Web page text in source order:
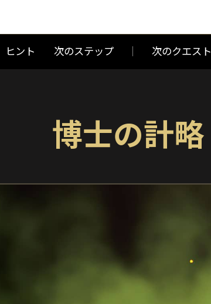
ヒント 次のステップ 次のクエスト
博士の計略